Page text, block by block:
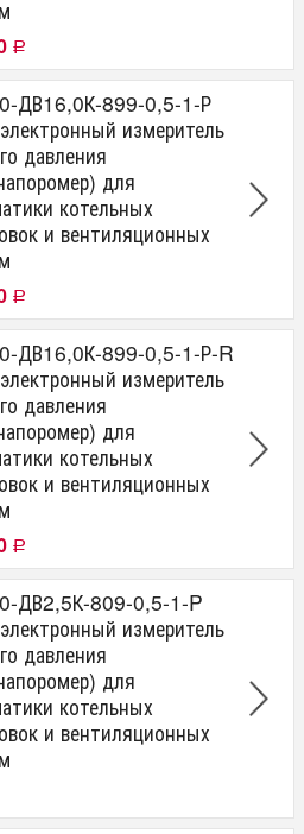
Р
ДВ16,0К-899-0,5-1-Р
измеритель
давления
для
котельных
и вентиляционных
Р
ДВ16,0К-899-0,5-1-Р-R
измеритель
давления
для
котельных
и вентиляционных
Р
ДВ2,5К-809-0,5-1-P
измеритель
давления
для
котельных
и вентиляционных